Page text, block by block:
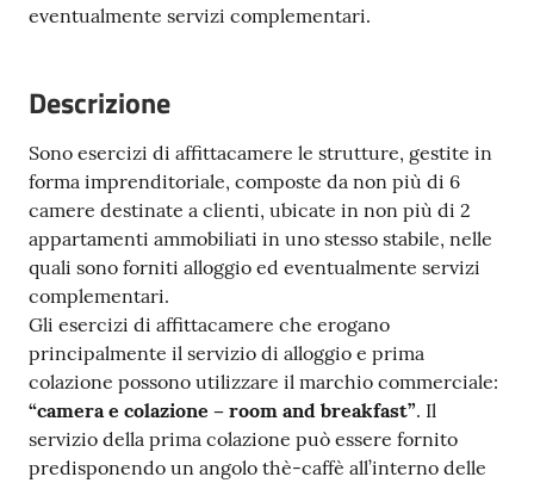
su
eventualmente servizi complementari.
Descrizione
Sono esercizi di affittacamere le strutture, gestite in
forma imprenditoriale, composte da non più di 6
camere destinate a clienti, ubicate in non più di 2
appartamenti ammobiliati in uno stesso stabile, nelle
quali sono forniti alloggio ed eventualmente servizi
complementari.
Gli esercizi di affittacamere che erogano
principalmente il servizio di alloggio e prima
colazione possono utilizzare il marchio commerciale:
“camera e colazione – room and breakfast”. Il
servizio della prima colazione può essere fornito
predisponendo un angolo thè-caffè all’interno delle